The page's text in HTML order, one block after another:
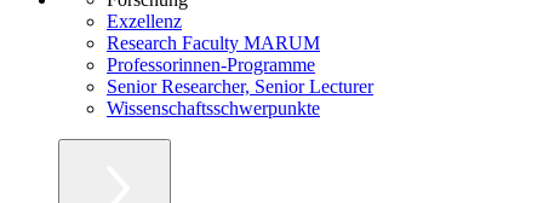
Exzellenz
Research Faculty MARUM
Professorinnen-Programme
Senior Researcher, Senior Lecturer
Wissenschaftsschwerpunkte